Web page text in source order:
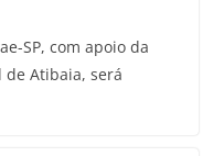
SP, com apoio da
de Atibaia, será